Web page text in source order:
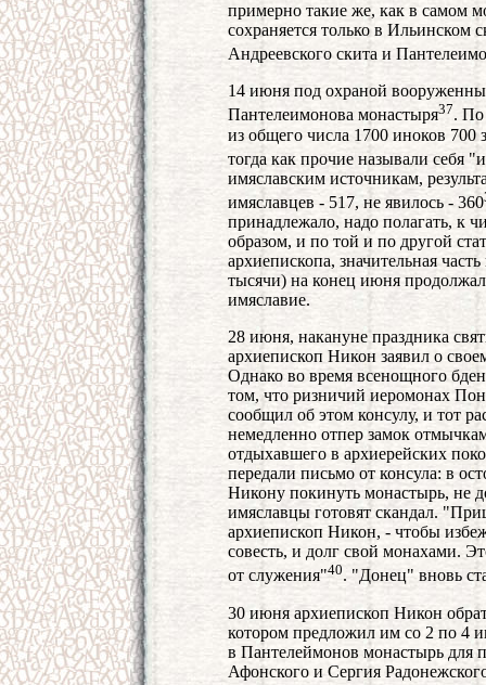
примерно такие же, как в самом
сохраняется только в Ильинском
Андреевского скита и
14 июня под охраной
Пантелеимонова монастыря37. По
из общего числа 1700 иноков 700
тогда как прочие называли себя
имяславским источникам,
имяславцев - 517, не явилось - 360
принадлежало, надо полагать, к
образом, и по той и по другой
архиепископа, значительная
тысячи) на конец июня
имяславие.
28 июня, накануне праздника
архиепископ Никон заявил о
Однако во время всенощного
том, что ризничий иеромонах
сообщил об этом консулу, и тот
немедленно отпер замок
отдыхавшего в архиерейских
передали письмо от консула: в
Никону покинуть монастырь, не
имяславцы готовят скандал.
архиепископ Никон, - чтобы
совесть, и долг свой монахами.
от служения"40. "Донец" вновь
30 июня архиепископ Никон
котором предложил им со 2 по 4
в Пантелеймонов монастырь для
Афонского и Сергия